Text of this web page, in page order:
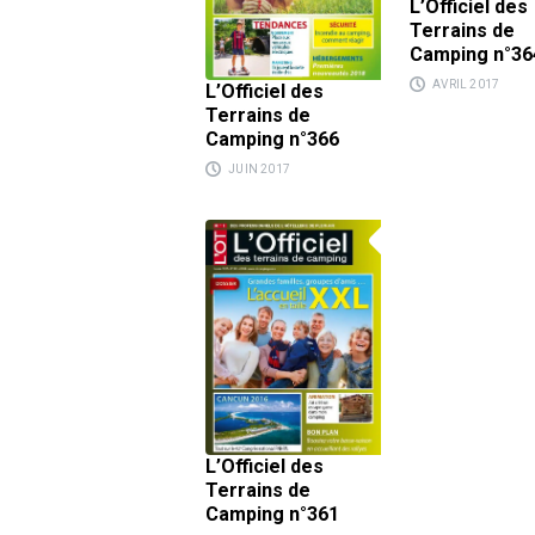
L’Officiel des
Terrains de
Camping n°366
JUIN 2017
L’Officiel des
Terrains de
Camping
AVRIL 2017
L’Officiel des
Terrains de
Camping n°361